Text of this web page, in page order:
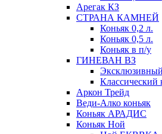
Арегак КЗ
СТРАНА КАМНЕЙ
Коньяк 0,2 л.
Коньяк 0,5 л.
Коньяк в п/у
ГИНЕВАН ВЗ
Классический
Аркон Трейд
Веди-Алко коньяк
Коньяк АРАДИС
Коньяк Ной